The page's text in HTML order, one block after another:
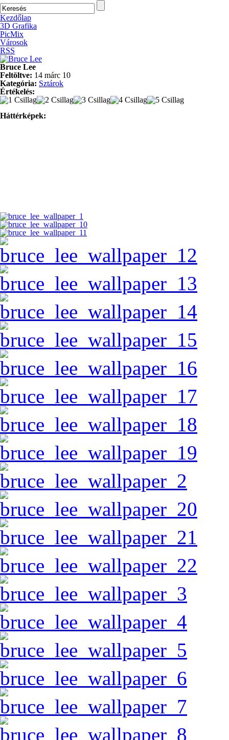
Kezdőlap
3D Grafika
PicMix
Városok
RSS
Bruce Lee
Feltöltve: 14 márc 10
Kategória: Sztárok
Értékelés:
Háttérképek: